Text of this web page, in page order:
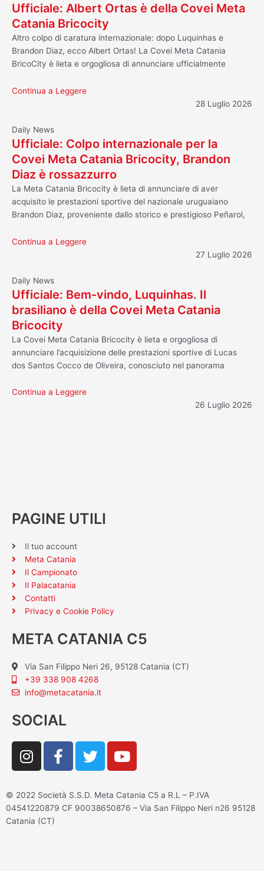
Ufficiale: Albert Ortas è della Covei Meta
Catania Bricocity
Altro colpo di caratura internazionale: dopo Luquinhas e
Brandon Diaz, ecco Albert Ortas! La Covei Meta Catania
BricoCity è lieta e orgogliosa di annunciare ufficialmente
Continua a Leggere
28 Luglio 2026
Daily News
Ufficiale: Colpo internazionale per la
Covei Meta Catania Bricocity, Brandon
Diaz è rossazzurro
La Meta Catania Bricocity è lieta di annunciare di aver
acquisito le prestazioni sportive del nazionale uruguaiano
Brandon Diaz, proveniente dallo storico e prestigioso Peñarol,
Continua a Leggere
27 Luglio 2026
Daily News
Ufficiale: Bem-vindo, Luquinhas. Il
brasiliano è della Covei Meta Catania
Bricocity
La Covei Meta Catania Bricocity è lieta e orgogliosa di
annunciare l’acquisizione delle prestazioni sportive di Lucas
dos Santos Cocco de Oliveira, conosciuto nel panorama
Continua a Leggere
26 Luglio 2026
PAGINE UTILI
Il tuo account
Meta Catania
Il Campionato
Il Palacatania
Contatti
Privacy e Cookie Policy
META CATANIA C5
Via San Filippo Neri 26, 95128 Catania (CT)
+39 338 908 4268
info@metacatania.it
SOCIAL
I
n
t
a
g
F
a
e
b
T
w
t
t
Y
o
t
u
© 2022 Società S.S.D. Meta Catania C5 a R.L – P.IVA
04541220879 CF 90038650876 – Via San Filippo Neri n26 95128
Catania (CT)